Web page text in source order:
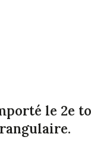
le 2e